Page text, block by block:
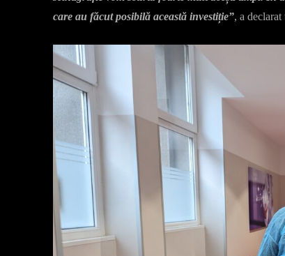
care au făcut posibilă această investiție”, a